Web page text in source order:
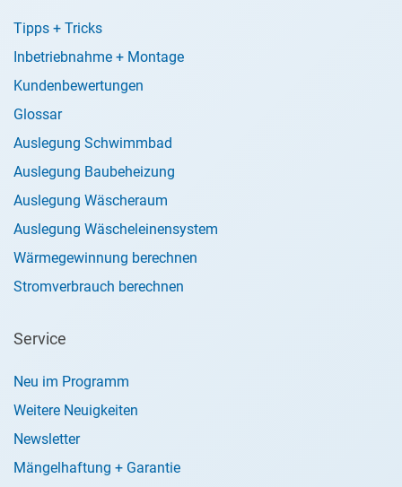
Tipps + Tricks
Inbetriebnahme + Montage
Kundenbewertungen
Glossar
Auslegung Schwimmbad
Auslegung Baubeheizung
Auslegung Wäscheraum
Auslegung Wäscheleinensystem
Wärmegewinnung berechnen
Stromverbrauch berechnen
Service
Neu im Programm
Weitere Neuigkeiten
Newsletter
Mängelhaftung + Garantie